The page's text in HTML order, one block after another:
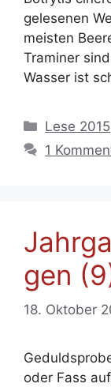
gelesenen
meisten
Traminer
Wasser ist
Kategorien
Lese 2015
1
gen
18. Oktober
oder Fass